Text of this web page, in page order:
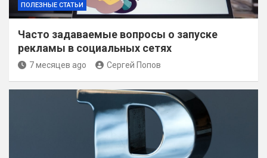
ПОЛЕЗНЫЕ СТАТЬИ
Часто задаваемые вопросы о запуске
рекламы в социальных сетях
7 месяцев ago Сергей Попов